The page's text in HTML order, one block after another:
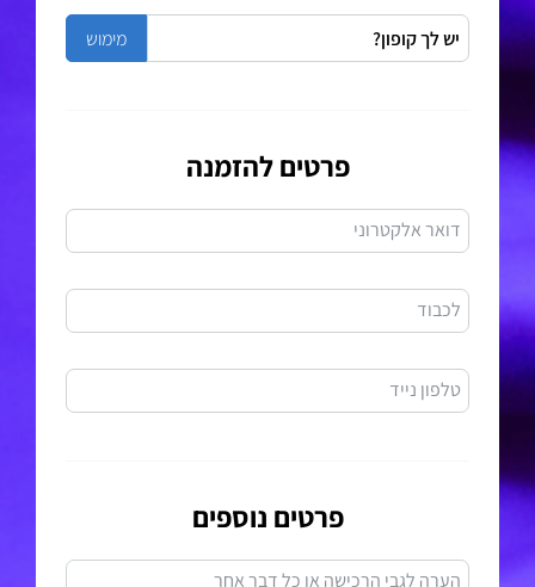
פרטים להזמנה
דואר אלקטרוני
לכבוד
טלפון נייד
פרטים נוספים
הערה לגבי הרכישה או כל דבר אחר